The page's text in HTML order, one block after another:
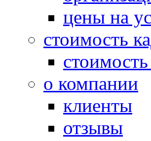
цены на
стоимость
о компании
клиенты
отзывы